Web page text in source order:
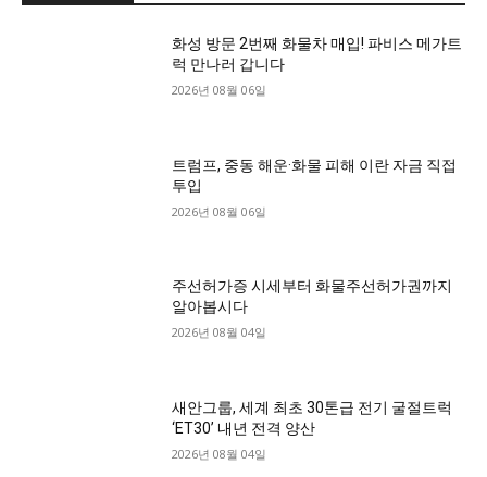
화성 방문 2번째 화물차 매입! 파비스 메가트
럭 만나러 갑니다
2026년 08월 06일
트럼프, 중동 해운·화물 피해 이란 자금 직접
투입
2026년 08월 06일
주선허가증 시세부터 화물주선허가권까지
알아봅시다
2026년 08월 04일
새안그룹, 세계 최초 30톤급 전기 굴절트럭
‘ET30’ 내년 전격 양산
2026년 08월 04일